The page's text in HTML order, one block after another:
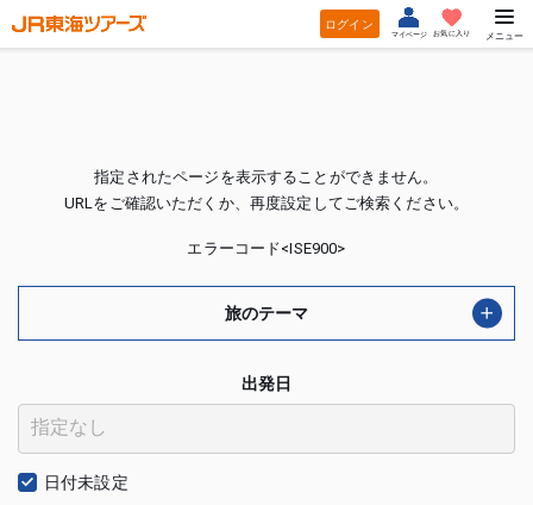
ログイン
マイページ お気に入り メニュー
指定されたページを表示することができません。
URLをご確認いただくか、再度設定してご検索ください。
エラーコード<ISE900>
出発日
日付未設定
旅のテーマ